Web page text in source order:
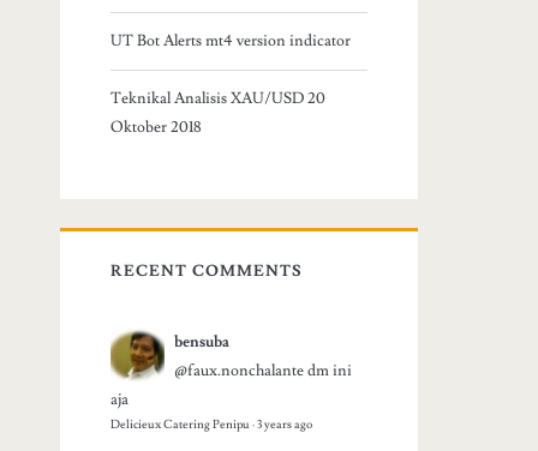
UT Bot Alerts mt4 version indicator
Teknikal Analisis XAU/USD 20
Oktober 2018
RECENT COMMENTS
bensuba
@faux.nonchalante dm ini
aja
Delicieux Catering Penipu·3 years ago